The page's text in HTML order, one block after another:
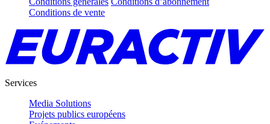
Conditions de vente
Services
Media Solutions
Projets publics européens